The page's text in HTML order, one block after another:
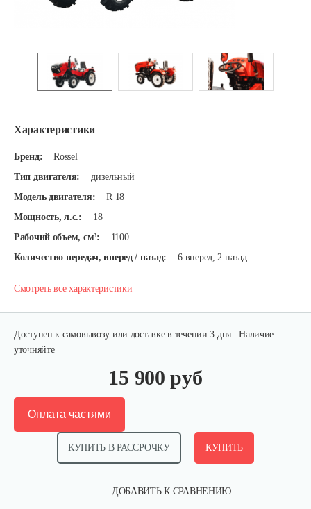
Характеристики
Бренд:
Rossel
Тип двигателя:
дизельный
Модель двигателя:
R 18
Мощность, л.с.:
18
Рабочий объем, см³:
1100
Количество передач, вперед / назад:
6 вперед, 2 назад
Смотреть все характеристики
15 900 руб
Доступен к самовывозу или доставке в течении 3 дня . Наличие
уточняйте
ДОБАВИТЬ К СРАВНЕНИЮ
КУПИТЬ В РАССРОЧКУ КУПИТЬ
Оплата частями